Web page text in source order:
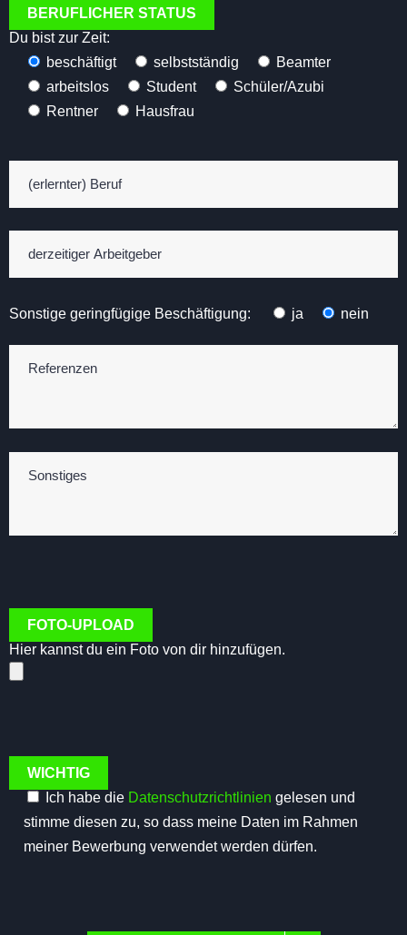
BERUFLICHER STATUS
Du bist zur Zeit:
beschäftigt
selbstständig
Beamter
arbeitslos
Student
Schüler/Azubi
Rentner
Hausfrau
Sonstige geringfügige Beschäftigung: ja nein
FOTO-UPLOAD
Hier kannst du ein Foto von dir hinzufügen.
WICHTIG
Ich habe die Datenschutzrichtlinien gelesen und
stimme diesen zu, so dass meine Daten im Rahmen
meiner Bewerbung verwendet werden dürfen.